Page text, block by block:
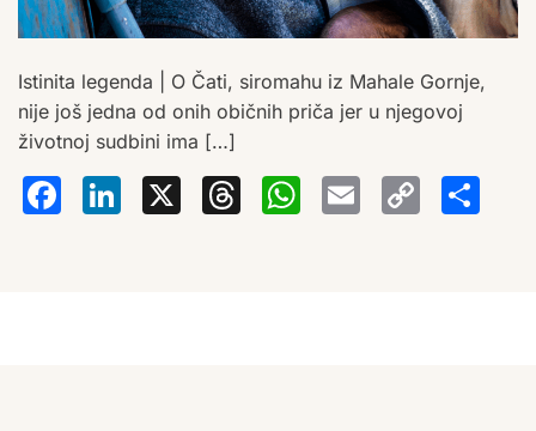
Istinita legenda | O Čati, siromahu iz Mahale Gornje,
nije još jedna od onih običnih priča jer u njegovoj
životnoj sudbini ima […]
Facebook
LinkedIn
X Threads
Email